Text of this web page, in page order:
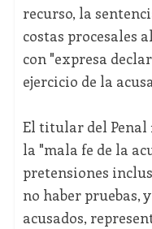
recurso, la
costas procesales
con "expresa
ejercicio de la
El titular del Penal
la "mala fe de la
pretensiones
no haber pruebas,
acusados,